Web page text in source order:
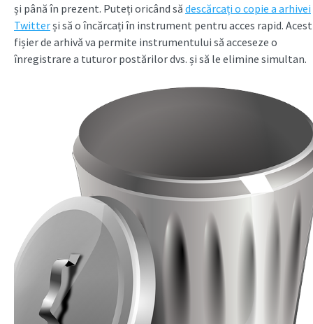
și până în prezent. Puteți oricând să descărcați o copie a arhivei
Twitterși să o încărcați în instrument pentru acces rapid. Acest
fișier de arhivă va permite instrumentului să acceseze o
înregistrare a tuturor postărilor dvs. și să le elimine simultan.